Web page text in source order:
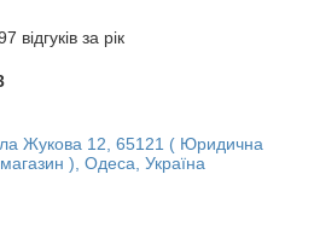
відгуків за рік
Жукова 12, 65121 ( Юридична
), Одеса, Україна